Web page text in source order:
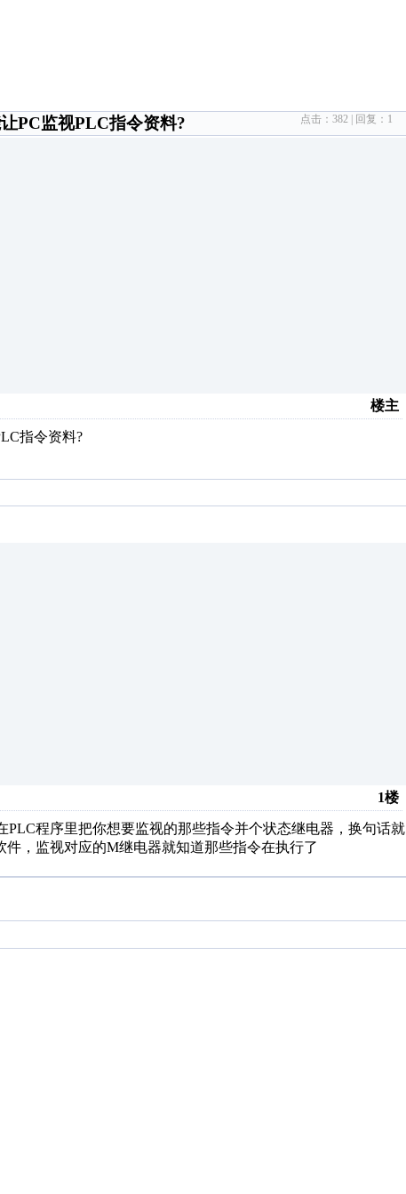
PC监视PLC指令资料? 点击： 382 | 回复： 1
楼主
指令资料?
1楼
程序里把你想要监视的那些指令并个状态继电器，换句话就
，监视对应的M继电器就知道那些指令在执行了